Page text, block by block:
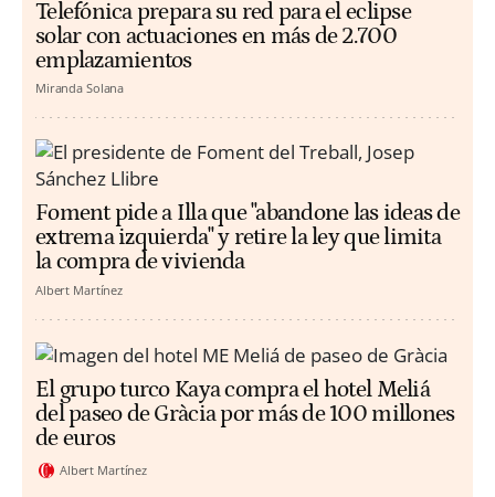
Telefónica prepara su red para el eclipse
solar con actuaciones en más de 2.700
emplazamientos
Miranda Solana
Foment pide a Illa que "abandone las ideas de
extrema izquierda" y retire la ley que limita
la compra de vivienda
Albert Martínez
El grupo turco Kaya compra el hotel Meliá
del paseo de Gràcia por más de 100 millones
de euros
Albert Martínez